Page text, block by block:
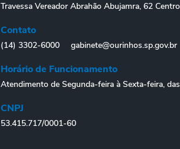
Travessa Vereador Abrahão Abujamra, 62
Contato
(14) 3302-6000 gabinete@ourinhos.sp.gov.br
Horário de Funcionamento
Atendimento de Segunda-feira à Sexta-feira,
CNPJ
53.415.717/0001-60